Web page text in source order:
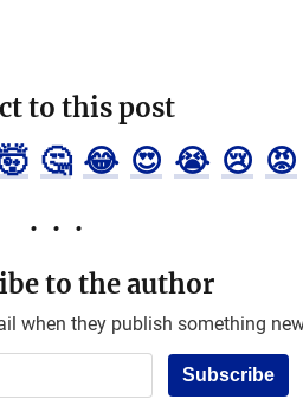
to this post
🤔 😂 😍 😭 😢 😡
to the author
when they publish something
Subscribe